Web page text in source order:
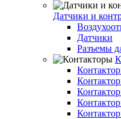
Датчики и
Датчики
Разъемы